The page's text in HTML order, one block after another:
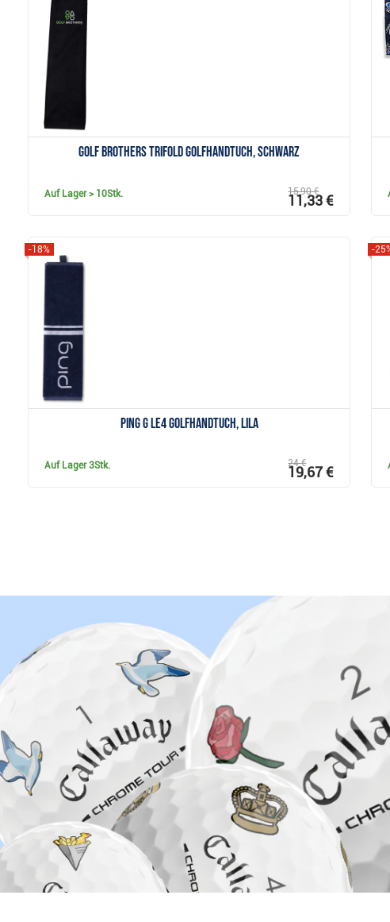
Golf Brothers Trifold Golfhandtuch, schwarz
Auf Lager> 10Stk. 15,90 €
11,33 €
Ping G LE4 GolfHandtuch, lila
-18%
Auf Lager3Stk. 24 €
19,67 €
-
auf Lager ist wirklich auf Lager